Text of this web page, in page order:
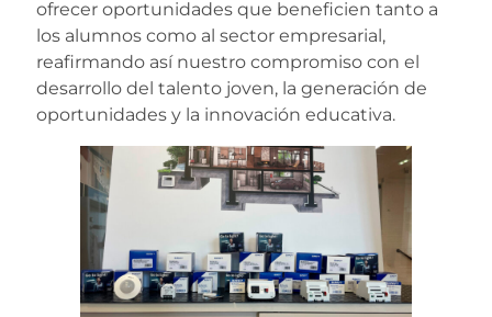
ofrecer oportunidades que beneficien tanto a
los alumnos como al sector empresarial,
reafirmando así nuestro compromiso con el
desarrollo del talento joven, la generación de
oportunidades y la innovación educativa.